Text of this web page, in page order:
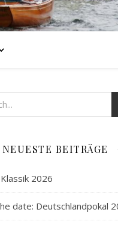
NEUESTE BEITRÄGE
2026
date: Deutschlandpokal